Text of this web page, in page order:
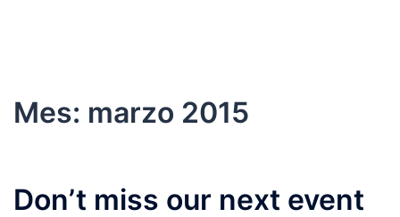
Mes: marzo 2015
Don’t miss our next event